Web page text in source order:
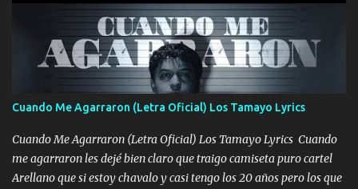
quieren billetes y yo que solo ocupo verte Recuerdo echábamos
pasión en la troca tus labios besándome yo quitándote la ropa no
quiero que sea nunca con otra yo quiero llevarte a la Luna y si
quieres en ese momento te pido que seas mi esposa Chingada
madre no quiero dejar de tenerte no ayuda la p'uta loquera y al
chile quisiera ser menos de ti dependiente la pinche tristeza me
encierra princesa tu sabes que nunca saldras de mi mente Ella era
la peligro...
Cuando Me Agarraron (Letra Oficial) Los Tamayo Lyrics
Cuando Me Agarraron (Letra Oficial) Los Tamayo Lyrics Cuando
me agarraron les dejé bien claro que traigo camiseta puro cartel
Arellano que si estoy chavalo y casi tengo los 20 años pero los que